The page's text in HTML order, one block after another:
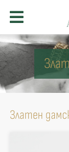
Златен